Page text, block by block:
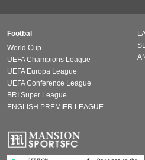
Footbal
World Cup
UEFA Champions League
UEFA Europa League
UEFA Conference League
BRI Super League
ENGLISH PREMIER LEAGUE